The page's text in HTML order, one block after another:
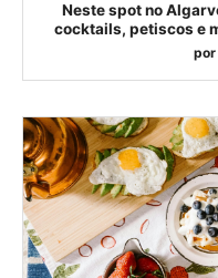
Neste spot no
cocktails, petiscos e
por